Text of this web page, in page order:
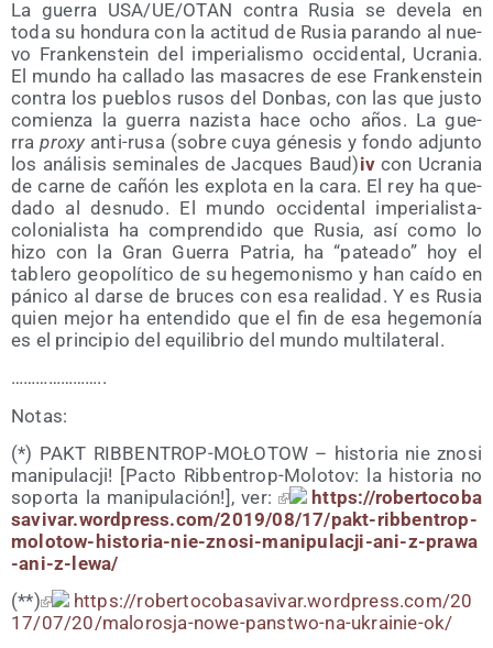
La gue­rra USA/​UE/​OTAN con­tra Rusia se deve­la en
toda su hon­du­ra con la acti­tud de Rusia paran­do al nue­
vo Fran­kens­tein del impe­ria­lis­mo occi­den­tal, Ucra­nia.
El mun­do ha calla­do las masa­cres de ese Fran­kens­tein
con­tra los pue­blos rusos del Don­bas, con las que jus­to
comien­za la gue­rra nazis­ta hace ocho años. La gue­
rraproxy anti-rusa (sobre cuya géne­sis y fon­do adjun­to
los aná­li­sis semi­na­les de Jac­ques Baud)iv con Ucra­nia
de car­ne de cañón les explo­ta en la cara. El rey ha que­
da­do al des­nu­do. El mun­do occi­den­tal impe­ria­lis­ta-
colo­nia­lis­ta ha com­pren­di­do que Rusia, así como lo
hizo con la Gran Gue­rra Patria, ha “patea­do” hoy el
table­ro geo­po­lí­ti­co de su hege­mo­nis­mo y han caí­do en
páni­co al dar­se de bru­ces con esa reali­dad. Y es Rusia
quien mejor ha enten­di­do que el fin de esa hege­mo­nía
es el prin­ci­pio del equi­li­brio del mun­do multilateral.
…………………..
Notas:
(*) PAKT RIBBENTROP-MOŁOTOW – his­to­ria nie zno­si
mani­pu­lac­ji! [Pac­to Rib­ben­trop-Molo­tov: la his­to­ria no
sopor­ta la mani­pu­la­ción!], ver:
https://​rober​to​co​ba​
sa​vi​var​.word​press​.com/​2​0​1​9​/​0​8​/​1​7​/​p​a​k​t​-​r​i​b​b​e​n​t​r​o​p​-​
m​o​l​o​t​o​w​-​h​i​s​t​o​r​i​a​-​n​i​e​-​z​n​o​s​i​-​m​a​n​i​p​u​l​a​c​j​i​-​a​n​i​-​z​-​p​r​a​w​a​
-​a​n​i​-​z​-​l​e​wa/
(**)
https://​rober​to​co​ba​sa​vi​var​.word​press​.com/​2​0​
1​7​/​0​7​/​2​0​/​m​a​l​o​r​o​s​j​a​-​n​o​w​e​-​p​a​n​s​t​w​o​-​n​a​-​u​k​r​a​i​n​i​e​-​ok/